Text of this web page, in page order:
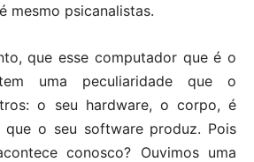
mesmo psicanalistas.
que esse computador que é o
uma peculiaridade que o
o seu hardware, o corpo, é
que o seu software produz. Pois
conosco? Ouvimos uma